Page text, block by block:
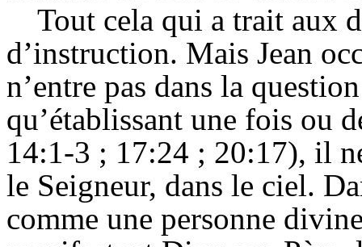
Tout cela qui a trait aux
d’instruction. Mais Jean
n’entre pas dans la
qu’établissant une fois ou
14:1-3 ; 17:24 ; 20:17), il
le Seigneur, dans le ciel.
comme une personne